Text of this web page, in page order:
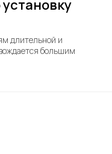
длительной и
большим